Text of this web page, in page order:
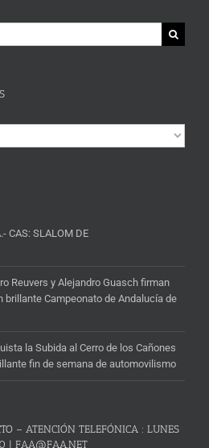
CAS: SLALOM DE
Reuvers y Alejandro Guasch firman
brillante Campeonato de Andalucía de
la Subida al Cerro de los Cañones
fin de semana de automovilismo
– ATENCIÓN TELEFÓNICA : LUNES
| FAA@FAA.NET